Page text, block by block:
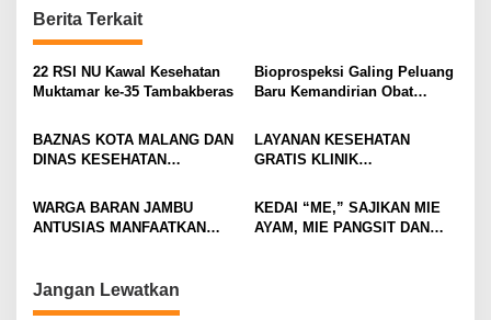
n
a
v
g
a
t
i
n
Berita Terkait
22 RSI NU Kawal Kesehatan
Muktamar ke-35 Tambakberas
Bioprospeksi Galing Peluang
Baru Kemandirian Obat
BAZNAS KOTA MALANG DAN
DINAS KESEHATAN
SOSIALISASI ZAKAT &
PENCEGAHAN PENYAKIT
LAYANAN KESEHATAN
GRATIS KLINIK
SUKSESKAN HUT KE-9 YPI
AL FATTAH BATU
WARGA BARAN JAMBU
ANTUSIAS MANFAATKAN
KEDAI “ME,” SAJIKAN MIE
AYAM, MIE PANGSIT DAN
Jangan Lewatkan